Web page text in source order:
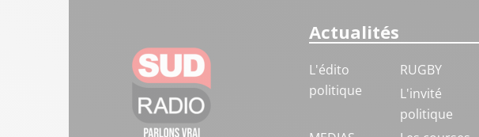
Actualités
L'édito
politique
RUGBY
L'invité
politique